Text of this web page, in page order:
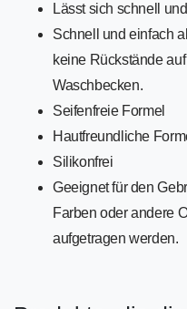
Lässt sich schnell
Schnell und einfach
keine Rückstände
Waschbecken.
Seifenfreie Formel
Hautfreundliche
Silikonfrei
Geeignet für den
Farben oder andere
aufgetragen werden.